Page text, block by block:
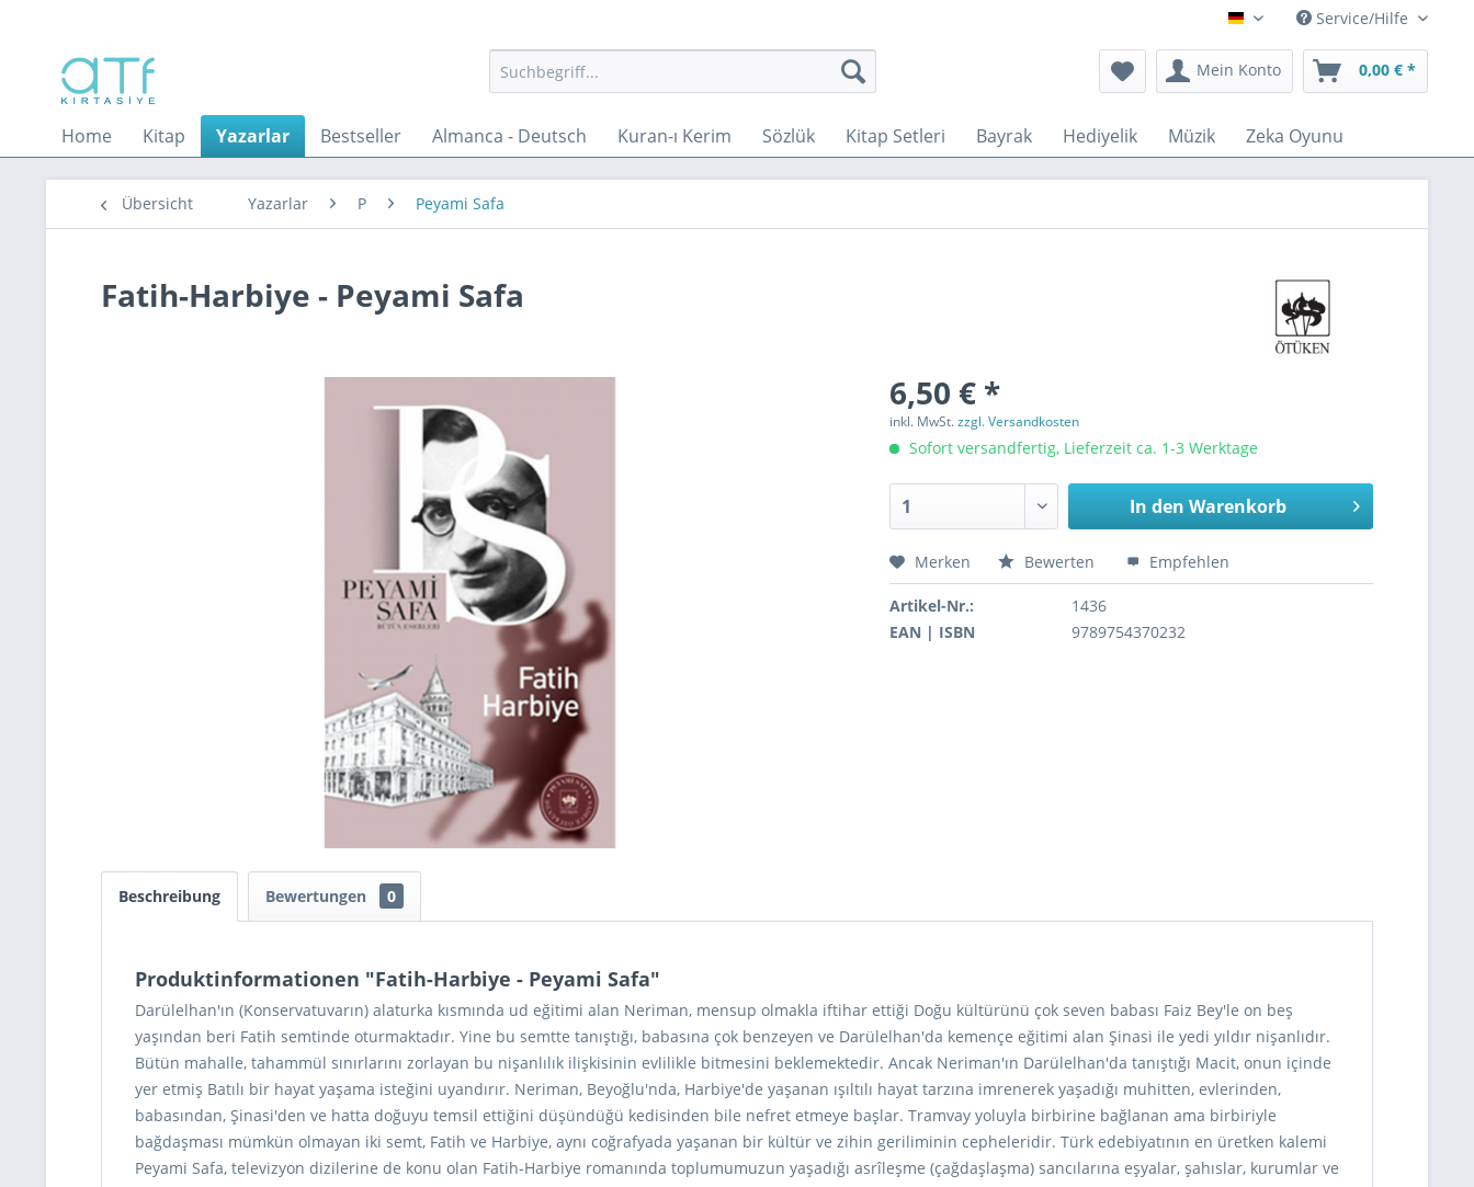
Deutsch Service/Hilfe
Mein Konto 0,00 € *
Home Kitap Yazarlar Bestseller Almanca - Deutsch Kuran-ı Kerim Sözlük Kitap Setleri Bayrak Hediyelik Müzik Zeka Oyunu
Übersicht Yazarlar P Peyami Safa
Fatih-Harbiye - Peyami Safa
6,50 € *
inkl. MwSt.zzgl. Versandkosten
Sofort versandfertig, Lieferzeit ca. 1-3 Werktage
In den Warenkorb
Merken Bewerten Empfehlen
Artikel-Nr.:
1436
EAN | ISBN
9789754370232
Beschreibung Bewertungen 0
Produktinformationen "Fatih-Harbiye - Peyami Safa"
Darülelhan'ın (Konservatuvarın) alaturka kısmında ud eğitimi alan Neriman, mensup olmakla iftihar ettiği Doğu kültürünü çok seven babası Faiz Bey'le on beş
yaşından beri Fatih semtinde oturmaktadır. Yine bu semtte ta­nıştığı, babasına çok benzeyen ve Darülelhan'da kemençe eğitimi alan Şinasi ile yedi yıldır nişanlı­dır.
Bütün mahalle, tahammül sınırlarını zorlayan bu nişanlılık ilişkisinin evlilikle bitmesini beklemektedir. Ancak Neriman'ın Darülelhan'da tanıştığı Macit, onun içinde
yer etmiş Batılı bir hayat yaşama isteğini uyandırır. Neriman, Beyoğlu'nda, Harbiye'de yaşanan ışıltılı hayat tarzına imrenerek yaşadığı muhitten, evlerinden,
babasın­dan, Şinasi'den ve hatta doğuyu temsil ettiğini düşündüğü kedisinden bile nefret etmeye başlar. Tramvay yoluyla birbirine bağlanan ama birbiriyle
bağdaşması mümkün olmayan iki semt, Fatih ve Harbiye, aynı coğrafyada yaşanan bir kültür ve zihin geriliminin cepheleridir. Türk edebiyatının en üretken kalemi
Peyami Safa, televizyon dizilerine de konu olan Fatih-Harbiye romanında toplumumuzun yaşadığı asrîleşme (çağdaşlaşma) sancılarına eşyalar, şahıslar, kurumlar ve